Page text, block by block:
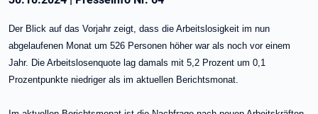
Der Blick auf das Vorjahr zeigt, dass die Arbeitslosigkeit im nun
abgelaufenen Monat um 526 Personen höher war als noch vor einem
Jahr. Die Arbeitslosenquote lag damals mit 5,2 Prozent um 0,1
Prozentpunkte niedriger als im aktuellen Berichtsmonat.